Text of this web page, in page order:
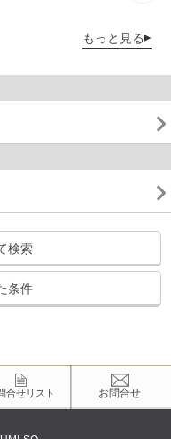
もっと見る
検索
条件
合せリスト お問合せ